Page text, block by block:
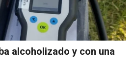
alcoholizado y con una